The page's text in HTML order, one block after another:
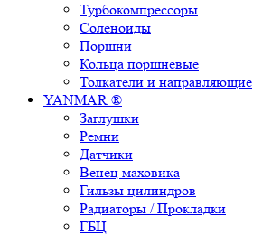
Турбокомпрессоры
Соленоиды
Поршни
Кольца поршневые
Толкатели и направляющие
YANMAR ®
Заглушки
Ремни
Датчики
Венец маховика
Гильзы цилиндров
Радиаторы / Прокладки
ГБЦ